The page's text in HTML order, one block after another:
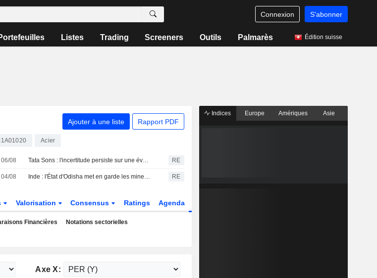
Connexion S'abonner
Listes Trading Screeners Outils Palmarès Édition suisse
Ajouter à une liste Rapport PDF
Acier
06/08 Tata Sons : l'incertitude persiste sur une éventuelle introduction en bourse après le classement de la RBI RE
04/08 Inde : l'État d'Odisha met en garde les mineurs et les sidérurgistes contre la manipulation des teneurs en fer RE
Valorisation Consensus Ratings Agenda
Financières Notations sectorielles
Axe X:
Indices Europe Amériques Asie